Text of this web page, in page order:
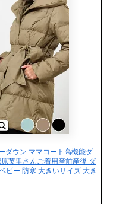
ダウン ママコート高機能ダ
英里さんご着用産前産後 ダ
ビー 防寒 大きいサイズ 大き